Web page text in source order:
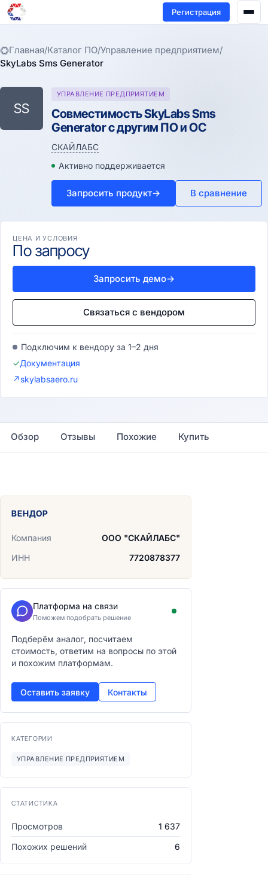
Регистрация
Главная/Каталог ПО/Управление предприятием/
SkyLabs Sms Generator
SS
УПРАВЛЕНИЕ ПРЕДПРИЯТИЕМ
Совместимость SkyLabs Sms
Generator с другим ПО и ОС
СКАЙЛАБС
Активно поддерживается
Запросить продукт→ В сравнение
ЦЕНА И УСЛОВИЯ
По запросу
Запросить демо→
Связаться с вендором
Подключим к вендору за 1–2 дня
✓Документация
↗skylabsaero.ru
Обзор Отзывы Похожие Купить
ВЕНДОР
Компания
ООО "СКАЙЛАБС"
ИНН
7720878377
Платформа на связи
Поможем подобрать решение
Подберём аналог, посчитаем
стоимость, ответим на вопросы по этой
и похожим платформам.
Оставить заявку Контакты
КАТЕГОРИИ
УПРАВЛЕНИЕ ПРЕДПРИЯТИЕМ
СТАТИСТИКА
Просмотров
1 637
Похожих решений
6